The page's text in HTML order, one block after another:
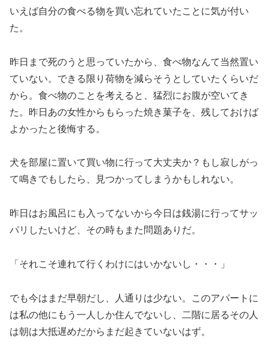
いえば自分の食べる物を買い忘れていたことに気が付い
た。
昨日まで死のうと思っていたから、食べ物なんて当然置い
ていない。できる限り荷物を減らそうとしていたくらいだ
から。食べ物のことを考えると、猛烈にお腹が空いてき
た。昨日あの女性からもらった焼き菓子を、残しておけば
よかったと後悔する。
犬を部屋に置いて買い物に行って大丈夫か？もし寂しがっ
て鳴きでもしたら、見つかってしまうかもしれない。
昨日はお風呂にも入ってないから今日は銭湯に行ってサッ
パリしたいけど、その時もまた問題ありだ。
「それこそ連れて行くわけにはいかないし・・・」
でも今はまだ早朝だし、人通りは少ない。このアパートに
は私の他にもう一人しか住んでないし、二階に居るその人
は朝は大抵遅めだからまだ起きていないはず。